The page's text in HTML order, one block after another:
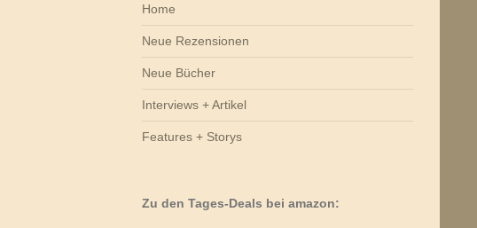
Home
Neue Rezensionen
Neue Bücher
Interviews + Artikel
Features + Storys
Zu den Tages-Deals bei amazon: